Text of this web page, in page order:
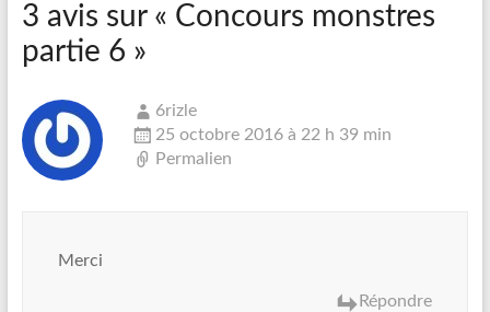
3 avis sur « Concours monstres
partie 6 »
6rizle
25 octobre 2016 à 22 h 39 min
Permalien
Merci
Répondre